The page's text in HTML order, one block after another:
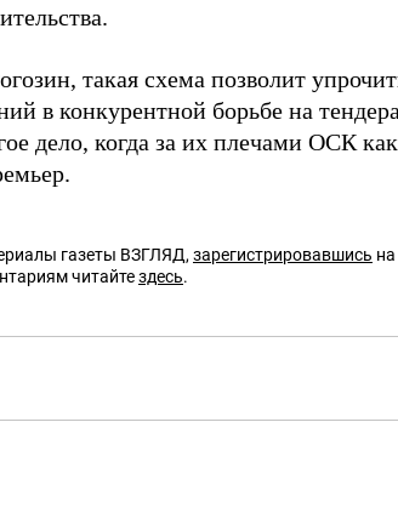
такая схема позволит
в конкурентной борьбе на
дело, когда за их плечами ОСК
газеты ВЗГЛЯД, зарегистрировавшись
читайтездесь.